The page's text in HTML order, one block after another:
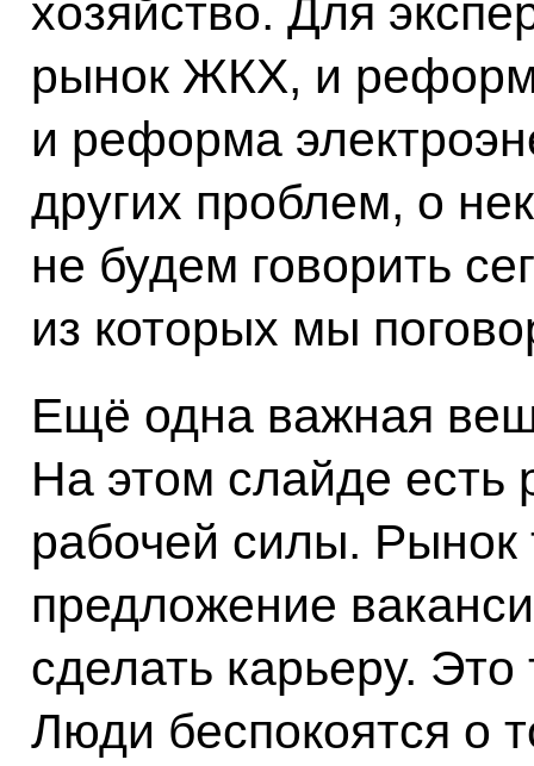
хозяйство. Для
рынок ЖКХ, и
и реформа
других проблем, о
не будем говорить
из которых мы
Ещё одна важная
На этом слайде есть
рабочей силы. Рынок
предложение
сделать карьеру.
Люди беспокоятся о